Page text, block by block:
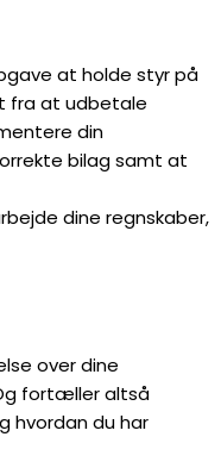
at holde styr på
fra at udbetale
din
bilag samt at
dine regnskaber,
over dine
fortæller altså
hvordan du har